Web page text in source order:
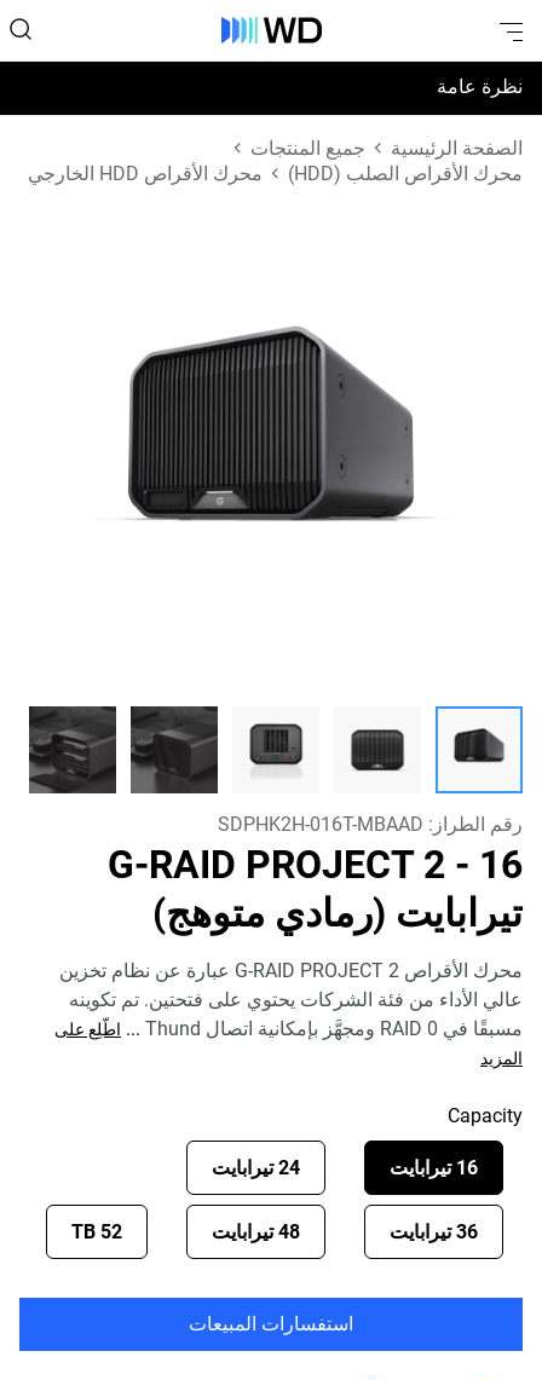
نظرة عامة
المواصفات
الصفحة الرئيسية
جميع المنتجات
محرك الأقراص الصلب (HDD)
محرك الأقراص HDD الخارجي
رقم الطراز: SDPHK2H-016T-MBAAD
G-RAID PROJECT 2 - 16
تيرابايت (رمادي متوهج)
محرك الأقراص G-RAID PROJECT 2 عبارة عن نظام تخزين
عالي الأداء من فئة الشركات يحتوي على فتحتين. تم تكوينه
مسبقًا في RAID 0 ومجهَّز بإمكانية اتصال Thund
... اطّلِع على
المزيد
Capacity
16 تيرابايت 24 تيرابايت
36 تيرابايت 48 تيرابايت 52 TB
استفسارات المبيعات